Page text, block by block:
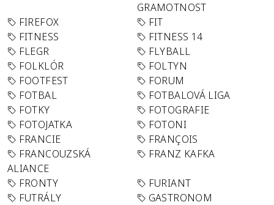
GRAMOTNOST
FIREFOX
FIT
FITNESS
FITNESS 14
FLEGR
FLYBALL
FOLKLÓR
FOLTYN
FOOTFEST
FORUM
FOTBAL
FOTBALOVÁ LIGA
FOTKY
FOTOGRAFIE
FOTOJATKA
FOTONI
FRANCIE
FRANÇOIS
FRANCOUZSKÁ
ALIANCE
FRANZ KAFKA
FRONTY
FURIANT
FUTRÁLY
GASTRONOM